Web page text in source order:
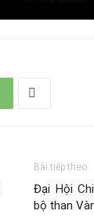
Bài tiếp theo
Đại Hội
bộ than